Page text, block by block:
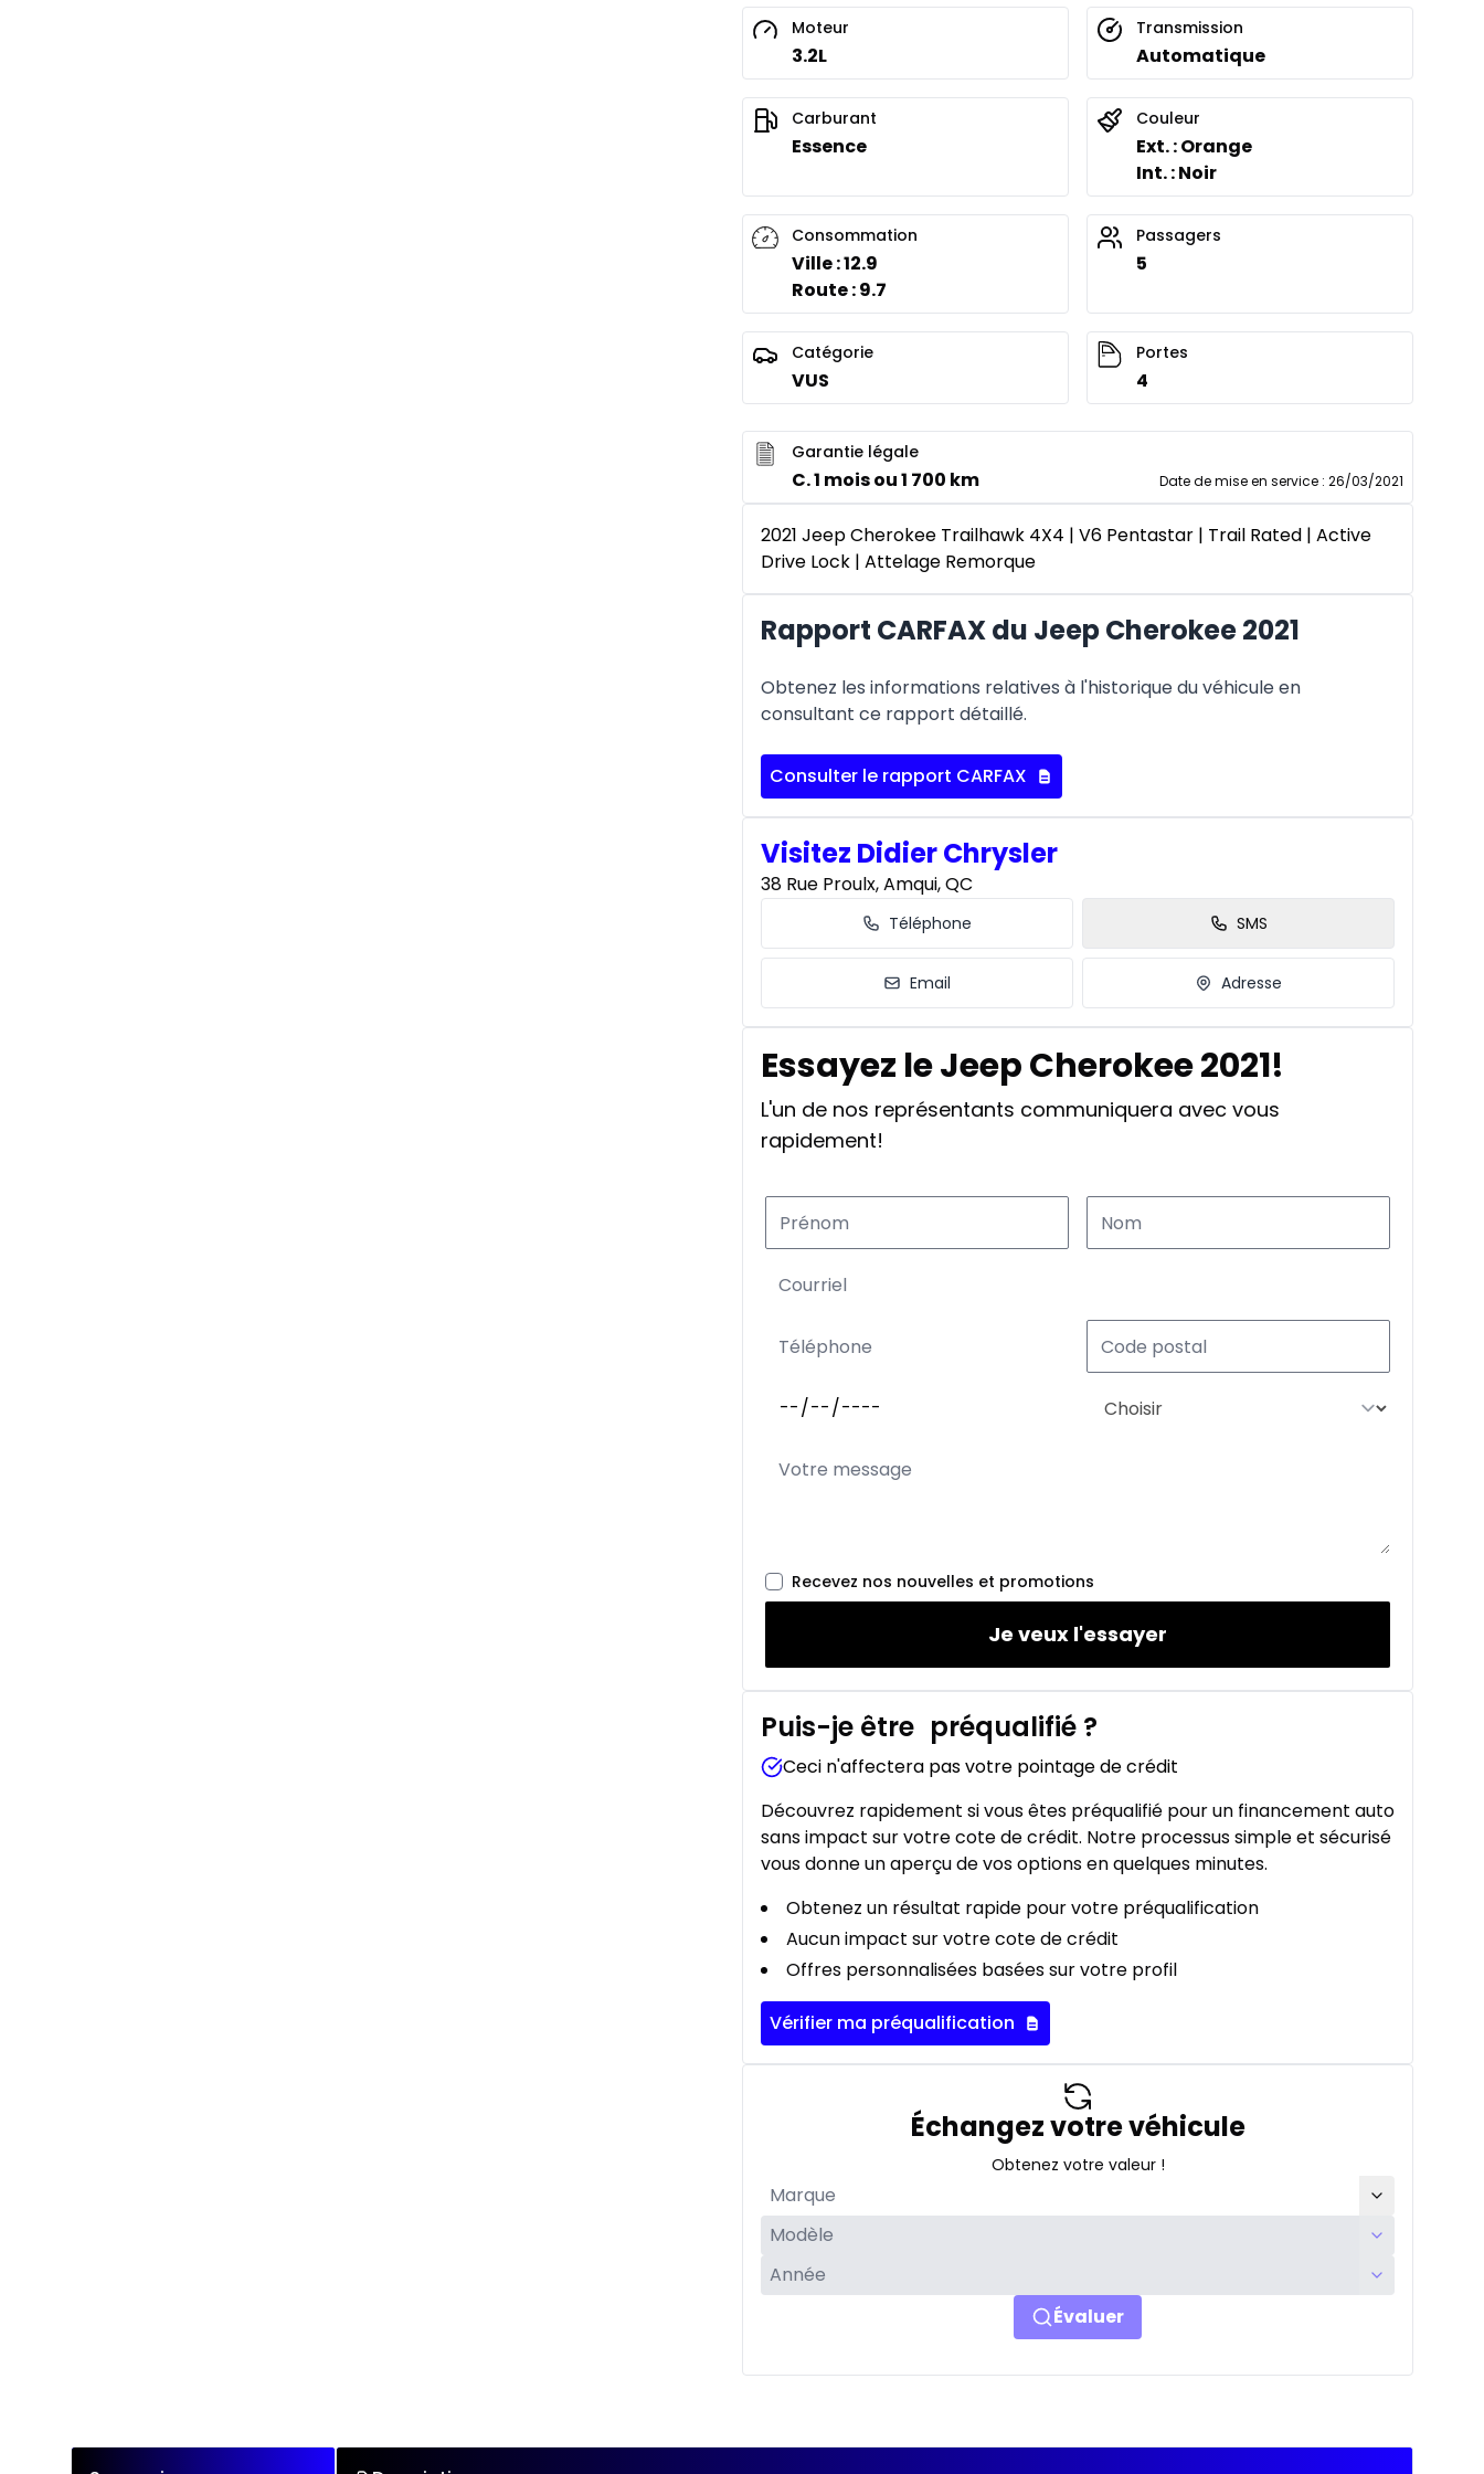
Moteur
3.2L
Transmission
Automatique
Carburant
Essence
Couleur
Ext. : Orange
Int. : Noir
Consommation
Ville : 12.9
Route : 9.7
Passagers
5
Catégorie
VUS
Portes
4
Garantie légale
C. 1 mois ou 1 700 km Date de mise en service : 26/03/2021
2021 Jeep Cherokee Trailhawk 4X4 | V6 Pentastar | Trail Rated | Active
Drive Lock | Attelage Remorque
Rapport CARFAX du Jeep Cherokee 2021
Obtenez les informations relatives à l'historique du véhicule en
consultant ce rapport détaillé.
Consulter le rapport CARFAX
Visitez Didier Chrysler
38 Rue Proulx, Amqui, QC
Téléphone SMS
Email Adresse
Essayez le Jeep Cherokee 2021!
L'un de nos représentants communiquera avec vous
rapidement!
Recevez nos nouvelles et promotions
Je veux l'essayer
Puis-je être préqualifié ?
Ceci n'affectera pas votre pointage de crédit
Découvrez rapidement si vous êtes préqualifié pour un financement auto
sans impact sur votre cote de crédit. Notre processus simple et sécurisé
vous donne un aperçu de vos options en quelques minutes.
Obtenez un résultat rapide pour votre préqualification
Aucun impact sur votre cote de crédit
Offres personnalisées basées sur votre profil
Vérifier ma préqualification
Échangez votre véhicule
Obtenez votre valeur !
Évaluer